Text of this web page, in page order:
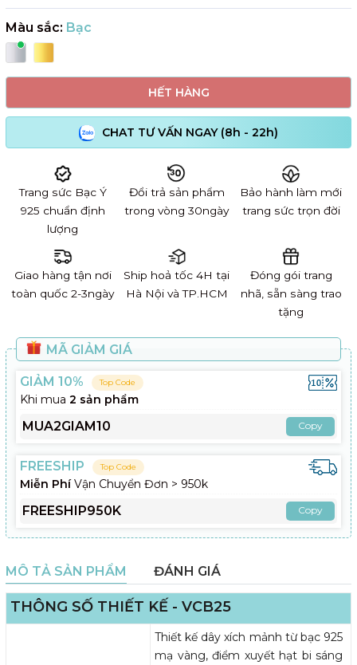
Màu sắc: Bạc
HẾT HÀNG
CHAT TƯ VẤN NGAY (8h - 22h)
Trang sức Bạc Ý
925 chuẩn định
lượng
Đổi trả sản phẩm
trong vòng 30ngày
Bảo hành làm mới
trang sức trọn đời
Giao hàng tận nơi
toàn quốc 2-3ngày
Ship hoả tốc 4H tại
Hà Nội và TP.HCM
Đóng gói trang
nhã, sẵn sàng trao
tặng
MÃ GIẢM GIÁ
GIẢM 10% Top Code
Khi mua 2 sản phẩm
MUA2GIAM10 Copy
FREESHIP Top Code
Miễn PhíVận Chuyển Đơn > 950k
FREESHIP950K Copy
MÔ TẢ SẢN PHẨM ĐÁNH GIÁ
THÔNG SỐ THIẾT KẾ - VCB25
Thiết kế dây xích mảnh từ bạc 925
mạ vàng, điểm xuyết hạt bi sáng